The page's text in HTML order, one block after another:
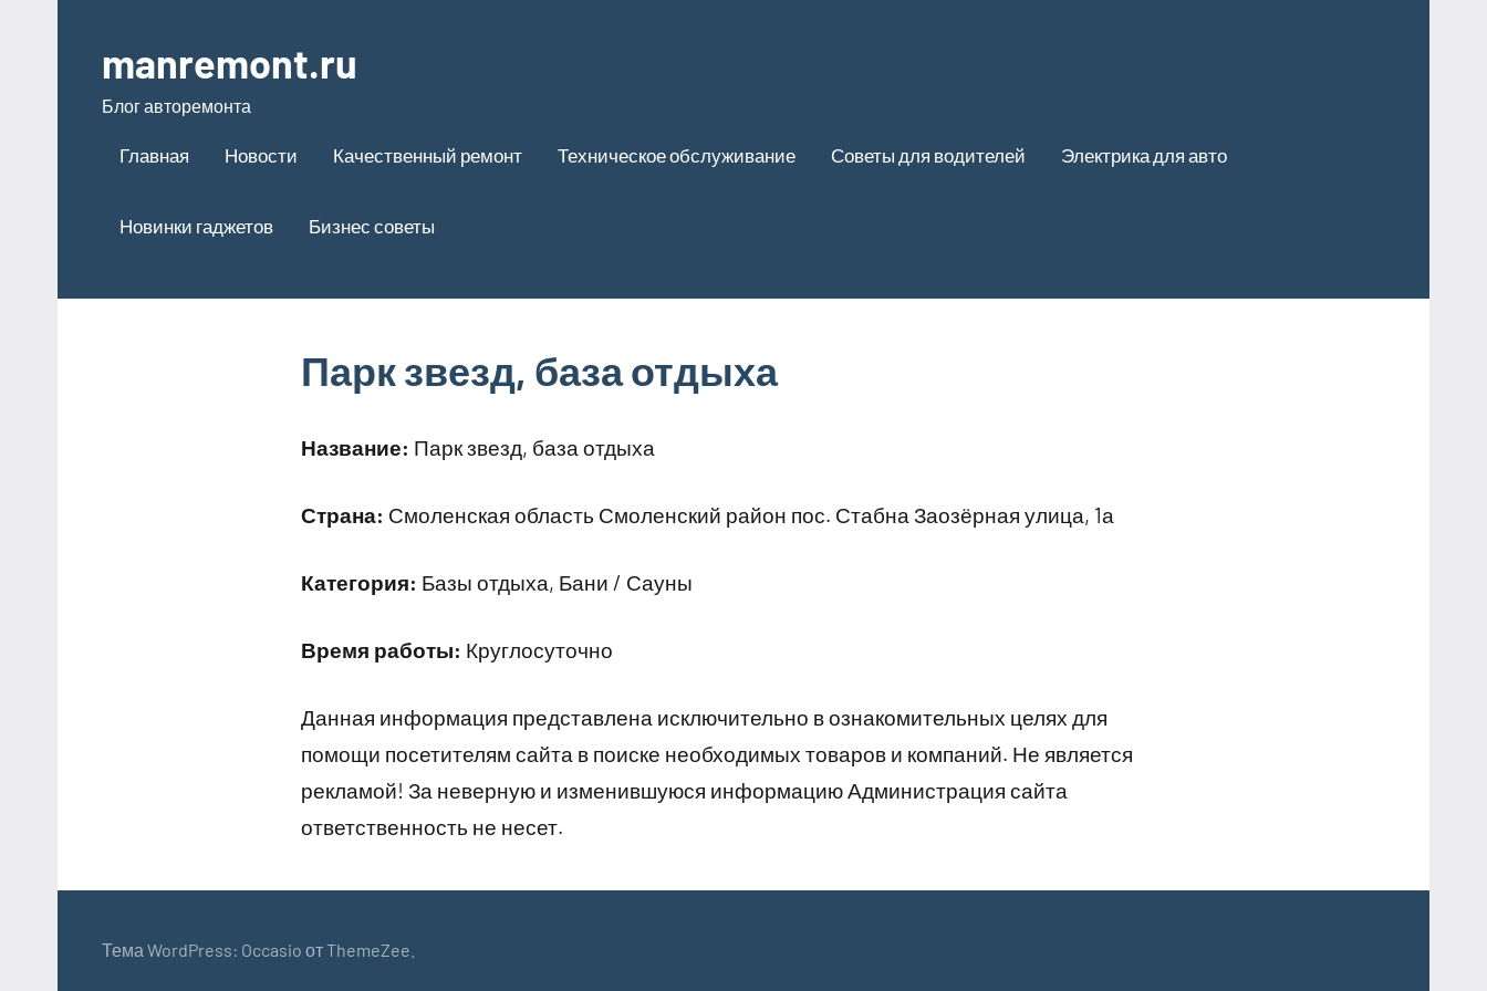
содержимому
manremont.ru
Блог авторемонта
Главная Новости Качественный ремонт Техническое обслуживание Советы для водителей Электрика для авто
Новинки гаджетов Бизнес советы
Парк звезд, база отдыха
Название: Парк звезд, база отдыха
Страна: Смоленская область Смоленский район пос. Стабна Заозёрная улица, 1а
Категория: Базы отдыха, Бани / Сауны
Время работы: Круглосуточно
Данная информация представлена исключительно в ознакомительных целях для
помощи посетителям сайта в поиске необходимых товаров и компаний. Не является
рекламой! За неверную и изменившуюся информацию Администрация сайта
ответственность не несет.
Тема WordPress: Occasio от ThemeZee.